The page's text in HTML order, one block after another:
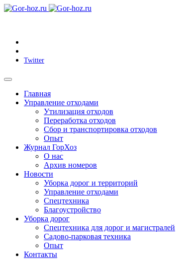
Twitter
Главная
Управление отходами
Утилизация отходов
Переработка отходов
Сбор и транспортировка отходов
Опыт
Журнал ГорХоз
О нас
Архив номеров
Новости
Уборка дорог и территорий
Управление отходами
Спецтехника
Благоустройство
Уборка дорог
Спецтехника для дорог и магистралей
Садово-парковая техника
Опыт
Контакты